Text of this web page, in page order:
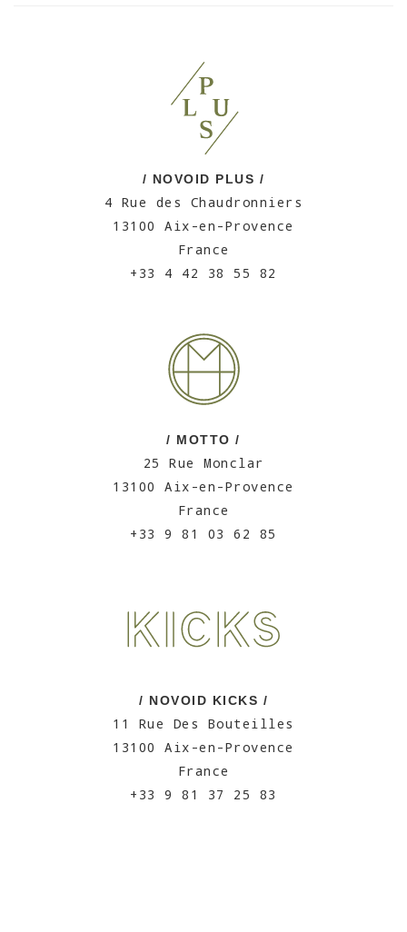
/ NOVOID PLUS /
4 Rue des Chaudronniers
13100 Aix-en-Provence
France
+33 4 42 38 55 82
/ MOTTO /
25 Rue Monclar
13100 Aix-en-Provence
France
+33 9 81 03 62 85
/ NOVOID KICKS /
11 Rue Des Bouteilles
13100 Aix-en-Provence
France
+33 9 81 37 25 83